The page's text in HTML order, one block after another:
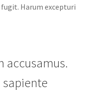
Harum excepturi
accusamus.